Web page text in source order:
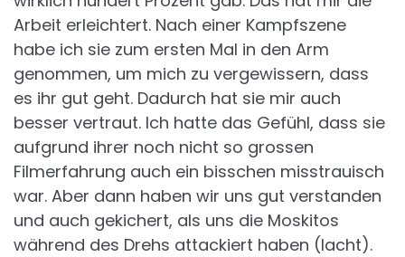
Arbeit erleichtert. Nach einer Kampfszene
habe ich sie zum ersten Mal in den Arm
genommen, um mich zu vergewissern, dass
es ihr gut geht. Dadurch hat sie mir auch
besser vertraut. Ich hatte das Gefühl, dass sie
aufgrund ihrer noch nicht so grossen
Filmerfahrung auch ein bisschen misstrauisch
war. Aber dann haben wir uns gut verstanden
und auch gekichert, als uns die Moskitos
während des Drehs attackiert haben (lacht).